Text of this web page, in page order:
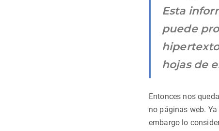
Esta
puede
hojas de
Entonces nos
no páginas web.
embargo lo